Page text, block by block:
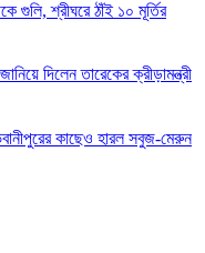
গুলি, শ্রীঘরে ঠাঁই ১০ মূর্তির
দিলেন তারেকের ক্রীড়ামন্ত্রী
কাছেও হারল সবুজ-মেরুন